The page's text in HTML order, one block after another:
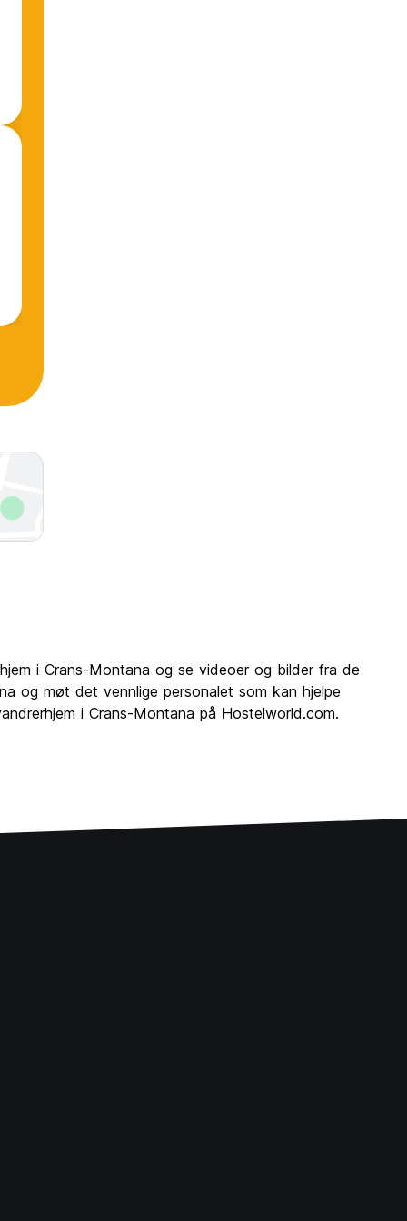
i Crans-Montana og se videoer og bilder fra de
og møt det vennlige personalet som kan hjelpe
i Crans-Montana på Hostelworld.com.